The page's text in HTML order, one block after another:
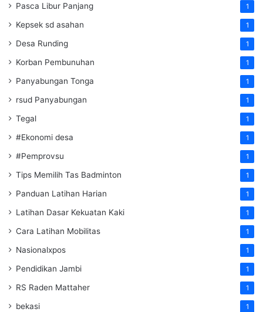
Pasca Libur Panjang 1
Kepsek sd asahan 1
Desa Runding 1
Korban Pembunuhan 1
Panyabungan Tonga 1
rsud Panyabungan 1
Tegal 1
#Ekonomi desa 1
#Pemprovsu 1
Tips Memilih Tas Badminton 1
Panduan Latihan Harian 1
Latihan Dasar Kekuatan Kaki 1
Cara Latihan Mobilitas 1
Nasionalxpos 1
Pendidikan Jambi 1
RS Raden Mattaher 1
bekasi 1